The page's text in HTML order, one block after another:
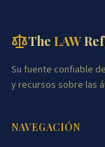
The LAW
Su fuente confiable
y recursos sobre las
NAVEGACIÓN